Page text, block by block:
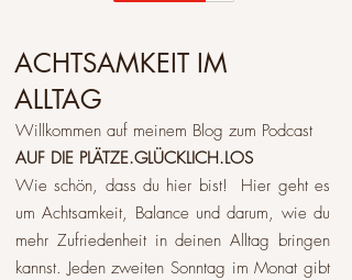
ACHTSAMKEIT IM
ALLTAG
Willkommen auf meinem Blog zum Podcast
AUF DIE PLÄTZE.GLÜCKLICH.LOS
Wie schön, dass du hier bist! Hier geht es
um Achtsamkeit, Balance und darum, wie du
mehr Zufriedenheit in deinen Alltag bringen
kannst. Jeden zweiten Sonntag im Monat gibt